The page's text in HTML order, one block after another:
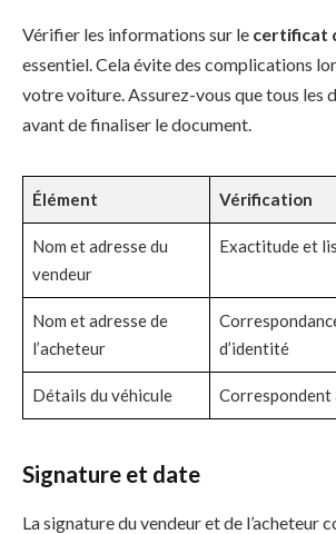
Vérifier les informations sur le certificat
essentiel. Cela évite des complications
votre voiture. Assurez-vous que tous les
avant de finaliser le document.
Élément Vérification
Nom et adresse du
vendeur
Exactitude et
Nom et adresse de
l’acheteur
d’identité
Détails du véhicule Correspondent
Signature et date
La signature du vendeur et de l’acheteur